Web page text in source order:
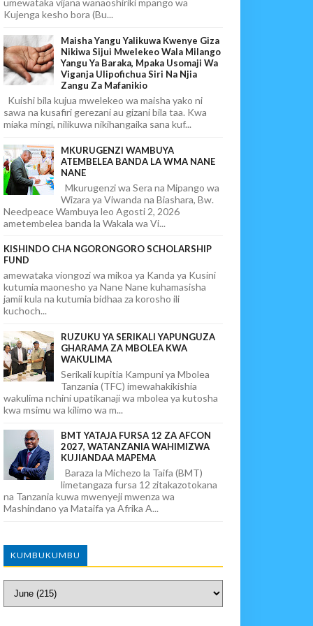
umewataka vijana wanaoshiriki mpango wa
Kujenga kesho bora (Bu...
Maisha Yangu Yalikuwa Kwenye Giza
Nikiwa Sijui Mwelekeo Wala Milango
Yangu Ya Baraka, Mpaka Usomaji Wa
Viganja Ulipofichua Siri Na Njia
Zangu Za Mafanikio
Kuishi bila kujua mwelekeo wa maisha yako ni
sawa na kusafiri gerezani au gizani bila taa. Kwa
miaka mingi, nilikuwa nikihangaika sana kuf...
MKURUGENZI WAMBUYA
ATEMBELEA BANDA LA WMA NANE
NANE
Mkurugenzi wa Sera na Mipango wa
Wizara ya Viwanda na Biashara, Bw.
Needpeace Wambuya leo Agosti 2, 2026
ametembelea banda la Wakala wa Vi...
KISHINDO CHA NGORONGORO SCHOLARSHIP
FUND
amewataka viongozi wa mikoa ya Kanda ya Kusini
kutumia maonesho ya Nane Nane kuhamasisha
jamii kula na kutumia bidhaa za korosho ili
kuchoch...
RUZUKU YA SERIKALI YAPUNGUZA
GHARAMA ZA MBOLEA KWA
WAKULIMA
Serikali kupitia Kampuni ya Mbolea
Tanzania (TFC) imewahakikishia
wakulima nchini upatikanaji wa mbolea ya kutosha
kwa msimu wa kilimo wa m...
BMT YATAJA FURSA 12 ZA AFCON
2027, WATANZANIA WAHIMIZWA
KUJIANDAA MAPEMA
Baraza la Michezo la Taifa (BMT)
limetangaza fursa 12 zitakazotokana
na Tanzania kuwa mwenyeji mwenza wa
Mashindano ya Mataifa ya Afrika A...
KUMBUKUMBU